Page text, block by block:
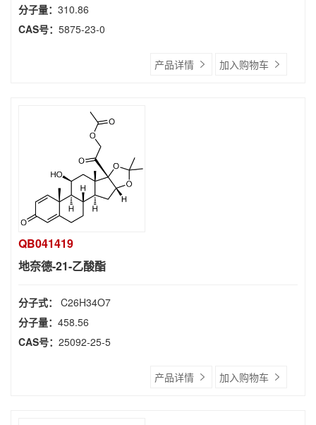
分子量： 310.86
CAS号： 5875-23-0
产品详情 加入购物车
QB041419
地奈德-21-乙酸酯
分子式： C26H34O7
分子量： 458.56
CAS号： 25092-25-5
产品详情 加入购物车